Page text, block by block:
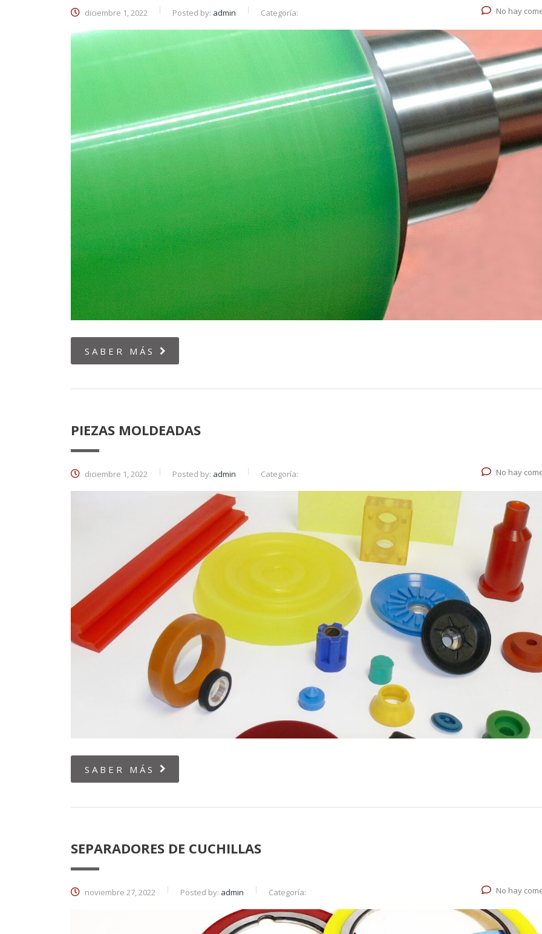
diciembre 1, 2022 Posted by: admin Categoría: No hay
SABER MÁS
PIEZAS MOLDEADAS
diciembre 1, 2022 Posted by: admin Categoría: No hay
SABER MÁS
SEPARADORES DE CUCHILLAS
noviembre 27, 2022 Posted by: admin Categoría: No hay